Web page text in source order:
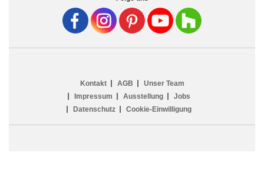
Kontakt AGB
Unser Team
Impressum
Ausstellung
Jobs
Datenschutz
Cookie-Einwilligung